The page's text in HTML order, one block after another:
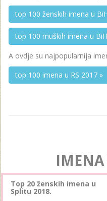
top 100 ženskih imena u
top 100 muških imena u
A ovdje su najpopularnija
top 100 imena u RS 2017 »
IMENA
Top 20 ženskih imena u
Splitu 2018.